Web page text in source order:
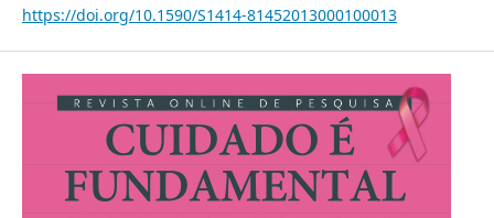
https://doi.org/10.1590/S1414-81452013000100013